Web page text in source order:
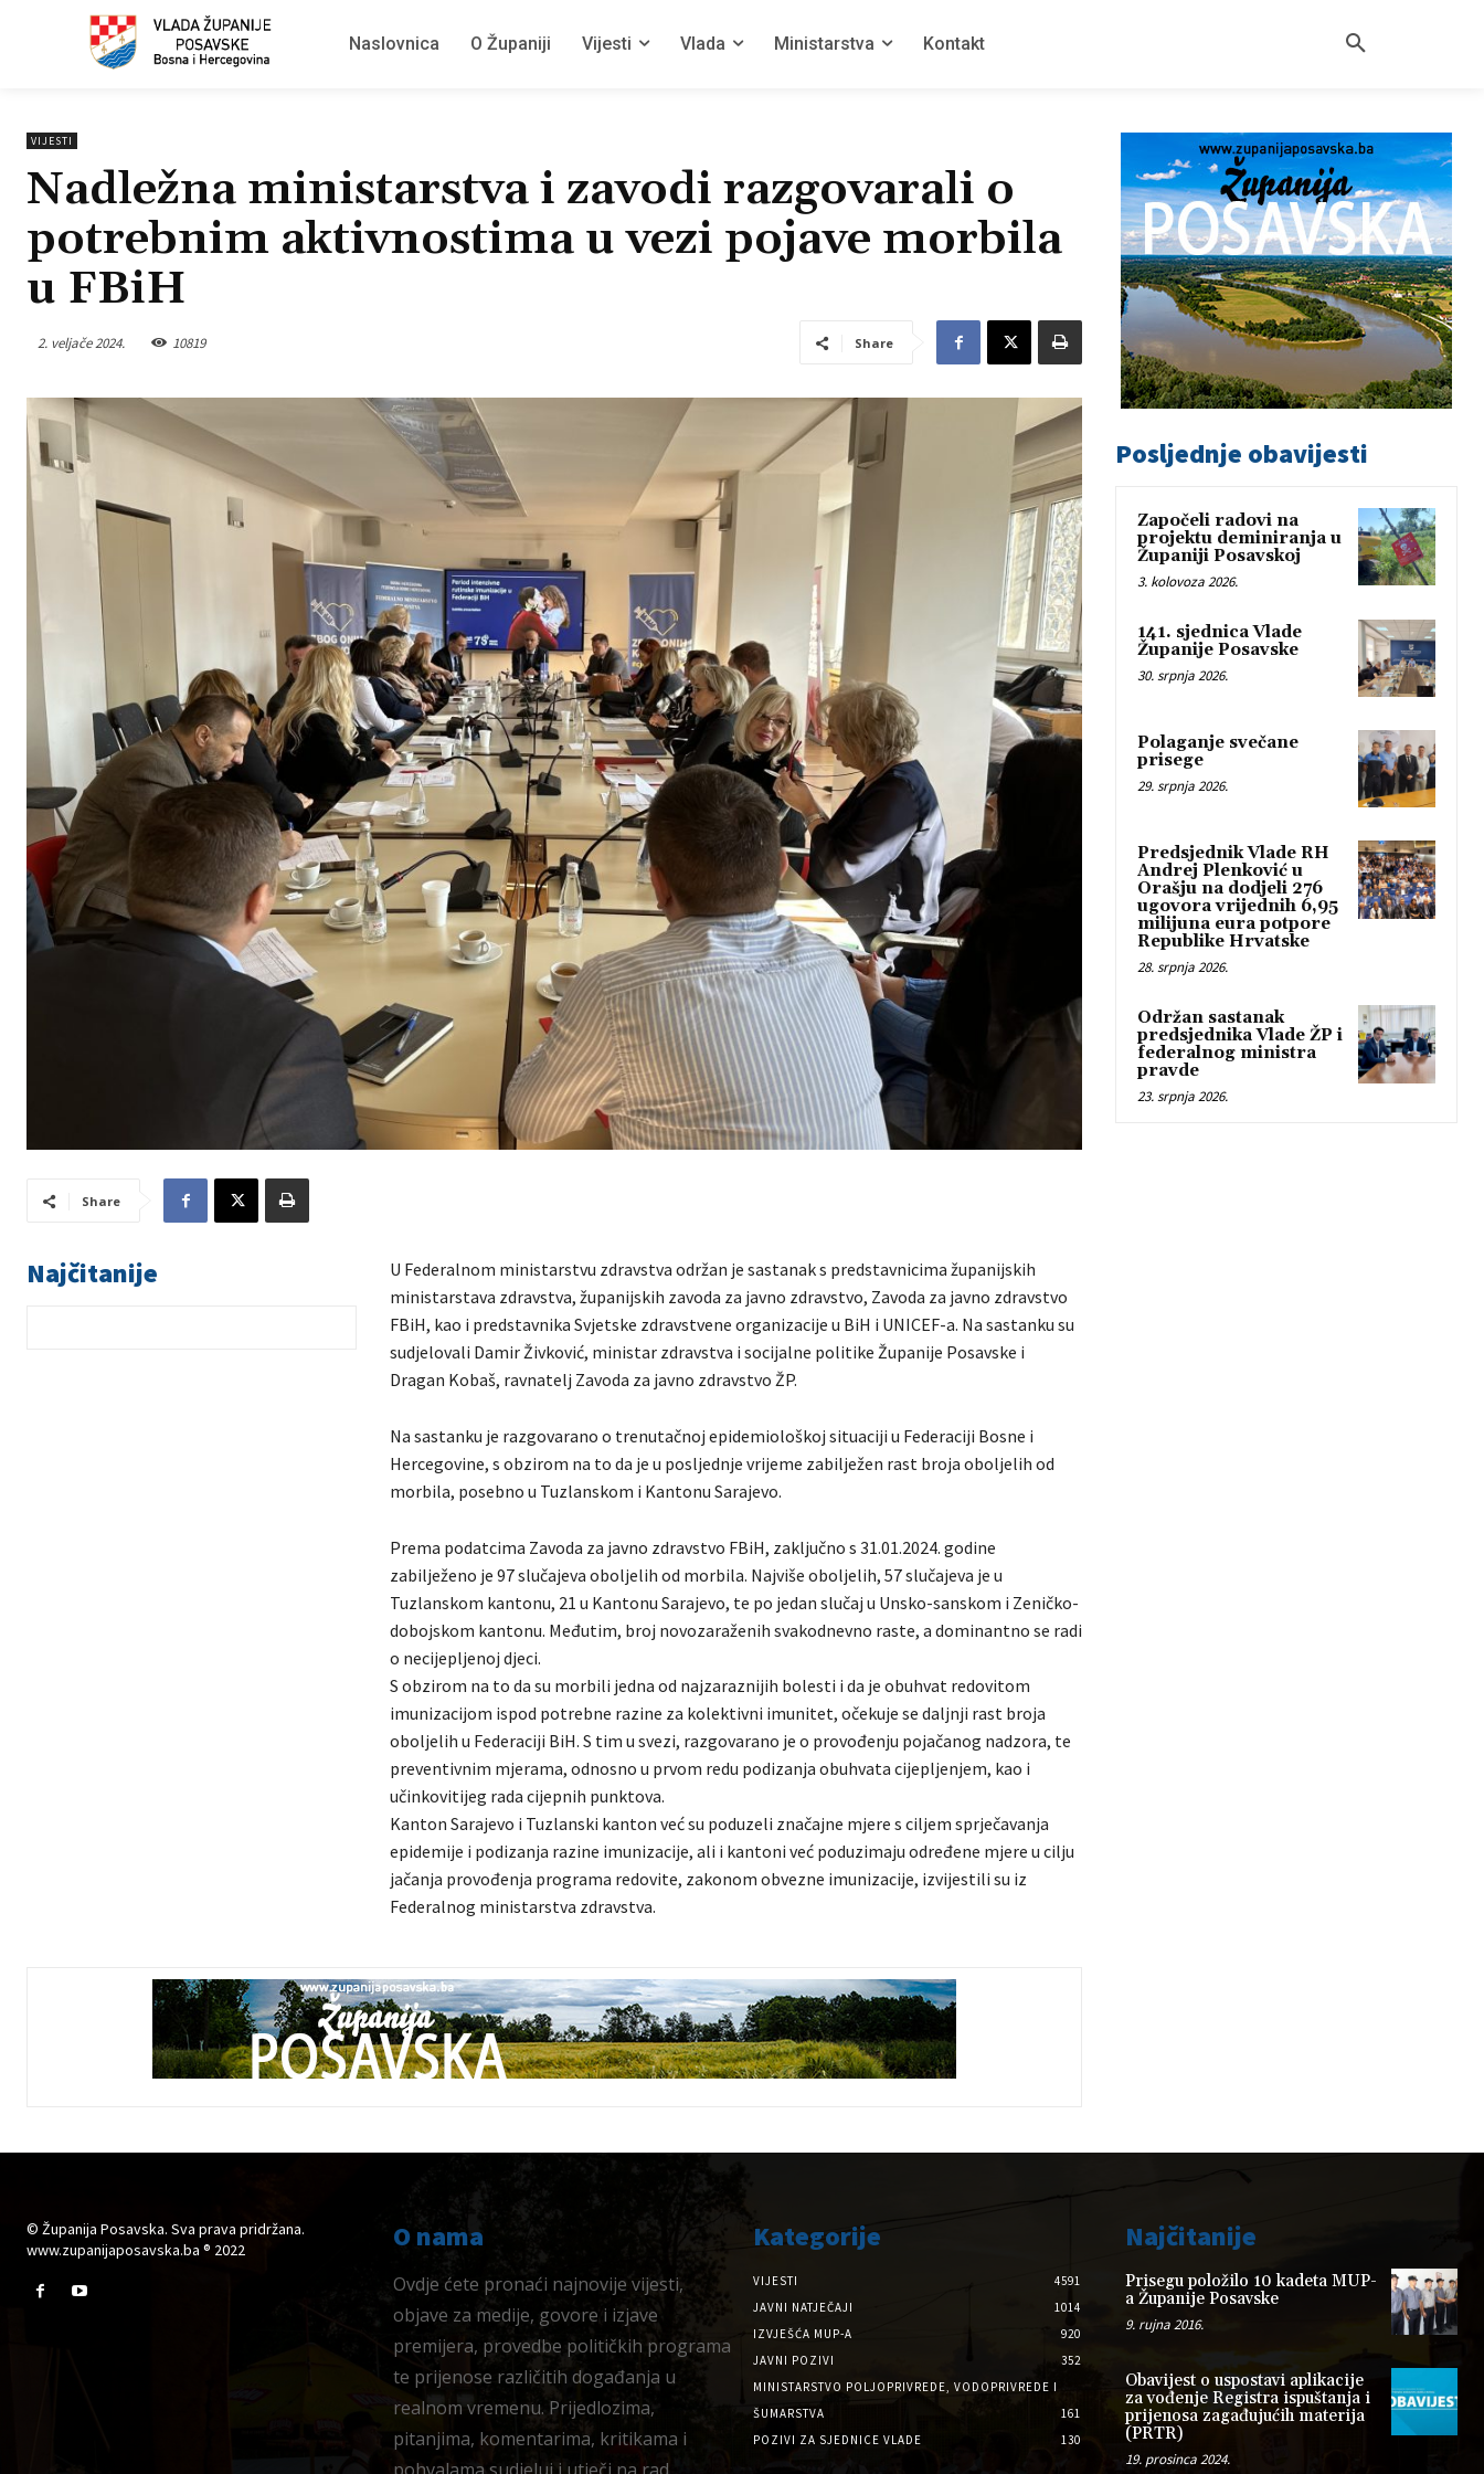
Naslovnica O Županiji Vijesti Vlada Ministarstva Kontakt
VIJESTI
Nadležna ministarstva i zavodi razgovarali o
potrebnim aktivnostima u vezi pojave morbila
u FBiH
2. veljače 2024. 10819 Share
Share
Najčitanije
U Federalnom ministarstvu zdravstva održan je sastanak s predstavnicima županijskih
ministarstava zdravstva, županijskih zavoda za javno zdravstvo, Zavoda za javno zdravstvo
FBiH, kao i predstavnika Svjetske zdravstvene organizacije u BiH i UNICEF-a. Na sastanku su
sudjelovali Damir Živković, ministar zdravstva i socijalne politike Županije Posavske i
Dragan Kobaš, ravnatelj Zavoda za javno zdravstvo ŽP.
Na sastanku je razgovarano o trenutačnoj epidemiološkoj situaciji u Federaciji Bosne i
Hercegovine, s obzirom na to da je u posljednje vrijeme zabilježen rast broja oboljelih od
morbila, posebno u Tuzlanskom i Kantonu Sarajevo.
Prema podatcima Zavoda za javno zdravstvo FBiH, zaključno s 31.01.2024. godine
zabilježeno je 97 slučajeva oboljelih od morbila. Najviše oboljelih, 57 slučajeva je u
Tuzlanskom kantonu, 21 u Kantonu Sarajevo, te po jedan slučaj u Unsko-sanskom i Zeničko-
dobojskom kantonu. Međutim, broj novozaraženih svakodnevno raste, a dominantno se radi
o necijepljenoj djeci.
S obzirom na to da su morbili jedna od najzaraznijih bolesti i da je obuhvat redovitom
imunizacijom ispod potrebne razine za kolektivni imunitet, očekuje se daljnji rast broja
oboljelih u Federaciji BiH. S tim u svezi, razgovarano je o provođenju pojačanog nadzora, te
preventivnim mjerama, odnosno u prvom redu podizanja obuhvata cijepljenjem, kao i
učinkovitijeg rada cijepnih punktova.
Kanton Sarajevo i Tuzlanski kanton već su poduzeli značajne mjere s ciljem sprječavanja
epidemije i podizanja razine imunizacije, ali i kantoni već poduzimaju određene mjere u cilju
jačanja provođenja programa redovite, zakonom obvezne imunizacije, izvijestili su iz
Federalnog ministarstva zdravstva.
Posljednje obavijesti
Započeli radovi na
projektu deminiranja u
Županiji Posavskoj
3. kolovoza 2026.
141. sjednica Vlade
Županije Posavske
30. srpnja 2026.
Polaganje svečane
prisege
29. srpnja 2026.
Predsjednik Vlade RH
Andrej Plenković u
Orašju na dodjeli 276
ugovora vrijednih 6,95
milijuna eura potpore
Republike Hrvatske
28. srpnja 2026.
Održan sastanak
predsjednika Vlade ŽP i
federalnog ministra
pravde
23. srpnja 2026.
© Županija Posavska. Sva prava pridržana.
www.zupanijaposavska.ba ® 2022
O nama
Ovdje ćete pronaći najnovije vijesti,
objave za medije, govore i izjave
premijera, provedbe političkih programa
te prijenose različitih događanja u
realnom vremenu. Prijedlozima,
pitanjima, komentarima, kritikama i
Kategorije
VIJESTI
4591
JAVNI NATJEČAJI
1014
IZVJEŠĆA MUP-A
920
JAVNI POZIVI
352
MINISTARSTVO POLJOPRIVREDE, VODOPRIVREDE I
ŠUMARSTVA
161
POZIVI ZA SJEDNICE VLADE
130
Najčitanije
Prisegu položilo 10 kadeta MUP-
a Županije Posavske
9. rujna 2016.
Obavijest o uspostavi aplikacije
za vođenje Registra ispuštanja i
prijenosa zagađujućih materija
(PRTR)
19. prosinca 2024.